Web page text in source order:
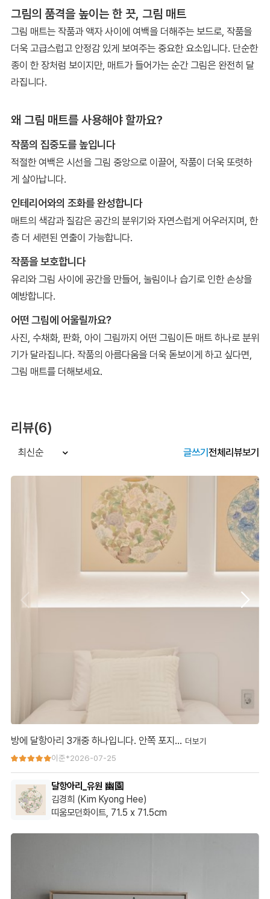
그림의 품격을 높이는 한 끗, 그림 매트
그림 매트는 작품과 액자 사이에 여백을 더해주는 보드로, 작품을
더욱 고급스럽고 안정감 있게 보여주는 중요한 요소입니다. 단순한
종이 한 장처럼 보이지만, 매트가 들어가는 순간 그림은 완전히 달
라집니다.
왜 그림 매트를 사용해야 할까요?
작품의 집중도를 높입니다
적절한 여백은 시선을 그림 중앙으로 이끌어, 작품이 더욱 또렷하
게 살아납니다.
인테리어와의 조화를 완성합니다
매트의 색감과 질감은 공간의 분위기와 자연스럽게 어우러지며, 한
층 더 세련된 연출이 가능합니다.
작품을 보호합니다
유리와 그림 사이에 공간을 만들어, 눌림이나 습기로 인한 손상을
예방합니다.
어떤 그림에 어울릴까요?
사진, 수채화, 판화, 아이 그림까지 어떤 그림이든 매트 하나로 분위
기가 달라집니다. 작품의 아름다움을 더욱 돋보이게 하고 싶다면,
그림 매트를 더해보세요.
리뷰(6)
최신순 글쓰기전체리뷰보기
방에 달항아리 3개중 하나입니다. 안쪽 포지…
방에 달항아리 3개중 하나입니다. 안쪽 포지션에 예상데로 잘 맞았
이준*2026-07-25
달항아리_유원 幽園
김경희 (Kim Kyong Hee)
띠움모던화이트, 71.5 x 71.5cm